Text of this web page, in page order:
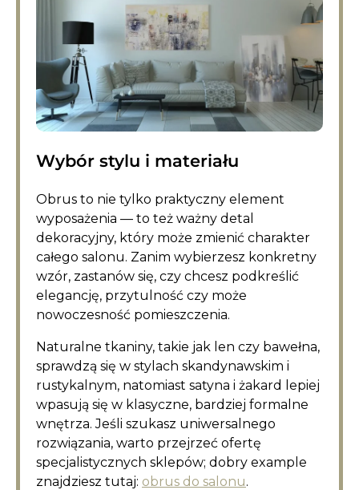
Wybór stylu i materiału
Obrus to nie tylko praktyczny element
wyposażenia — to też ważny detal
dekoracyjny, który może zmienić charakter
całego salonu. Zanim wybierzesz konkretny
wzór, zastanów się, czy chcesz podkreślić
elegancję, przytulność czy może
nowoczesność pomieszczenia.
Naturalne tkaniny, takie jak len czy bawełna,
sprawdzą się w stylach skandynawskim i
rustykalnym, natomiast satyna i żakard lepiej
wpasują się w klasyczne, bardziej formalne
wnętrza. Jeśli szukasz uniwersalnego
rozwiązania, warto przejrzeć ofertę
specjalistycznych sklepów; dobry example
znajdziesz tutaj: obrus do salonu.